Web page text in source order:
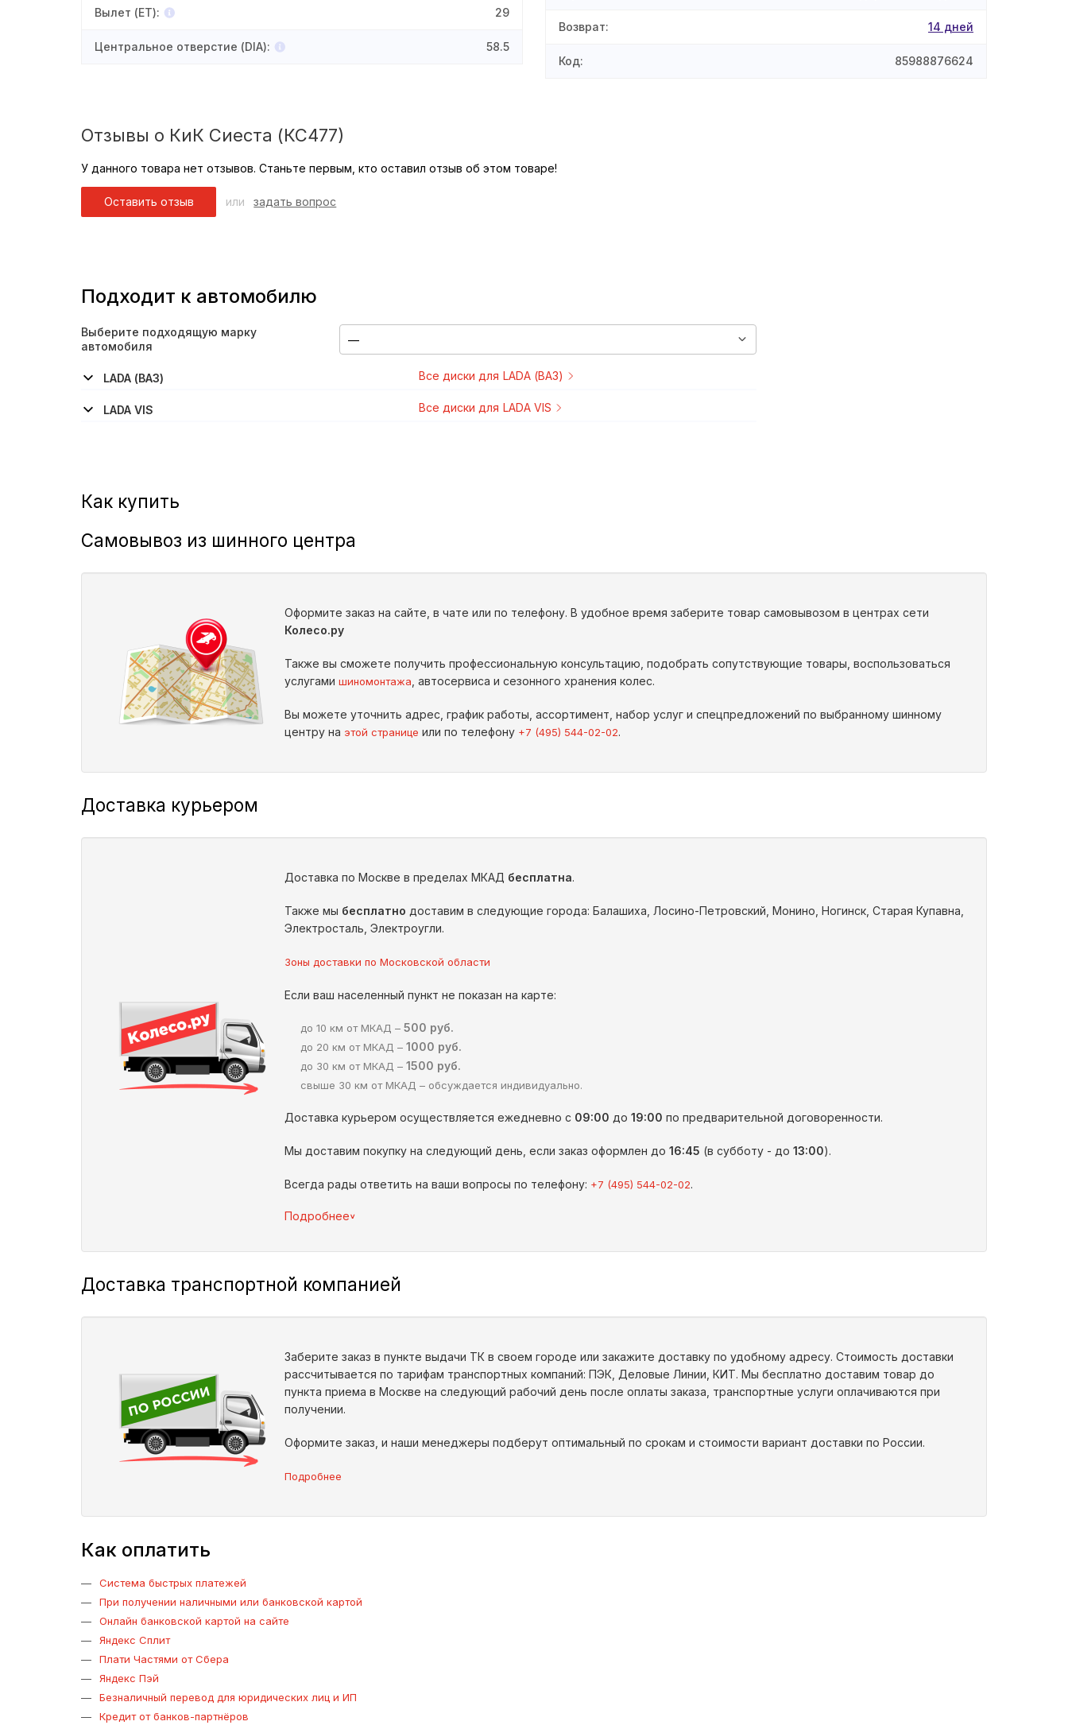
Вылет (ET): 29
Центральное отверстие (DIA): 58.5
Возврат: 14 дней
Код: 85988876624
Отзывы о КиК Сиеста (КС477)
У данного товара нет отзывов. Станьте первым, кто оставил отзыв об этом товаре!
Оставить отзыв или задать вопрос
Подходит к автомобилю
Выберите подходящую марку
автомобиля
LADA (ВАЗ) Все диски для LADA (ВАЗ)
1984-2012
1980-2010
1976-2006
1982-2013
1984-2003
LADA VIS Все диски для LADA VIS
Как купить
Самовывоз из шинного центра
Оформите заказ на сайте, в чате или по телефону. В удобное время заберите товар самовывозом в центрах сети
Колесо.ру
Также вы сможете получить профессиональную консультацию, подобрать сопутствующие товары, воспользоваться
услугами шиномонтажа , автосервиса и сезонного хранения колес.
Вы можете уточнить адрес, график работы, ассортимент, набор услуг и спецпредложений по выбранному шинному
центру на этой странице или по телефону +7 (495) 544-02-02.
Доставка курьером
Доставка по Москве в пределах МКАД бесплатна.
Также мы бесплатно доставим в следующие города: Балашиха, Лосино-Петровский, Монино, Ногинск, Старая Купавна,
Электросталь, Электроугли.
Зоны доставки по Московской области
Если ваш населенный пункт не показан на карте:
до 10 км от МКАД – 500 руб.
до 20 км от МКАД – 1000 руб.
до 30 км от МКАД – 1500 руб.
свыше 30 км от МКАД – обсуждается индивидуально.
Доставка курьером осуществляется ежедневно с 09:00 до 19:00 по предварительной договоренности.
Мы доставим покупку на следующий день, если заказ оформлен до 16:45 (в субботу - до 13:00).
Всегда рады ответить на ваши вопросы по телефону: +7 (495) 544-02-02.
Подробнее^
Доставка транспортной компанией
Заберите заказ в пункте выдачи ТК в своем городе или закажите доставку по удобному адресу. Стоимость доставки
рассчитывается по тарифам транспортных компаний: ПЭК, Деловые Линии, КИТ. Мы бесплатно доставим товар до
пункта приема в Москве на следующий рабочий день после оплаты заказа, транспортные услуги оплачиваются при
получении.
Оформите заказ, и наши менеджеры подберут оптимальный по срокам и стоимости вариант доставки по России.
Подробнее
Как оплатить
Система быстрых платежей
При получении наличными или банковской картой
Онлайн банковской картой на сайте
Яндекс Сплит
Плати Частями от Сбера
Яндекс Пэй
Безналичный перевод для юридических лиц и ИП
Кредит от банков-партнёров